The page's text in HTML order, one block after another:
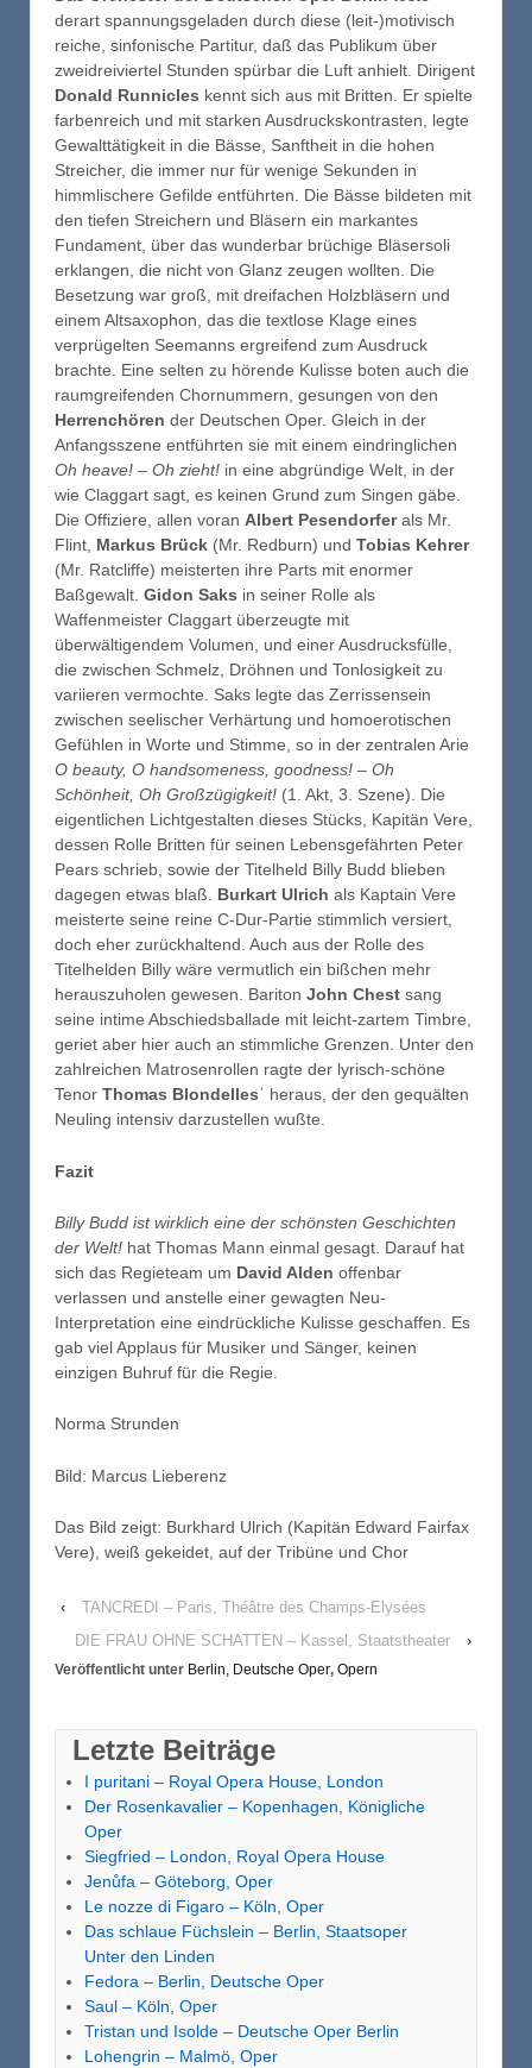
derart spannungsgeladen durch diese (leit-)motivisch
reiche, sinfonische Partitur, daß das Publikum über
zweidreiviertel Stunden spürbar die Luft anhielt. Dirigent
Donald Runnicles kennt sich aus mit Britten. Er spielte
farbenreich und mit starken Ausdruckskontrasten, legte
Gewalttätigkeit in die Bässe, Sanftheit in die hohen
Streicher, die immer nur für wenige Sekunden in
himmlischere Gefilde entführten. Die Bässe bildeten mit
den tiefen Streichern und Bläsern ein markantes
Fundament, über das wunderbar brüchige Bläsersoli
erklangen, die nicht von Glanz zeugen wollten. Die
Besetzung war groß, mit dreifachen Holzbläsern und
einem Altsaxophon, das die textlose Klage eines
verprügelten Seemanns ergreifend zum Ausdruck
brachte. Eine selten zu hörende Kulisse boten auch die
raumgreifenden Chornummern, gesungen von den
Herrenchören der Deutschen Oper. Gleich in der
Anfangsszene entführten sie mit einem eindringlichen
Oh heave! – Oh zieht! in eine abgründige Welt, in der
wie Claggart sagt, es keinen Grund zum Singen gäbe.
Die Offiziere, allen voran Albert Pesendorferals Mr.
Flint, Markus Brück (Mr. Redburn) und Tobias Kehrer
(Mr. Ratcliffe) meisterten ihre Parts mit enormer
Baßgewalt. Gidon Saks in seiner Rolle als
Waffenmeister Claggart überzeugte mit
überwältigendem Volumen, und einer Ausdrucksfülle,
die zwischen Schmelz, Dröhnen und Tonlosigkeit zu
variieren vermochte. Saks legte das Zerrissensein
zwischen seelischer Verhärtung und homoerotischen
Gefühlen in Worte und Stimme, so in der zentralen Arie
O beauty, O handsomeness, goodness! – Oh
Schönheit, Oh Großzügigkeit! (1. Akt, 3. Szene). Die
eigentlichen Lichtgestalten dieses Stücks, Kapitän Vere,
dessen Rolle Britten für seinen Lebensgefährten Peter
Pears schrieb, sowie der Titelheld Billy Budd blieben
dagegen etwas blaß. Burkart Ulrich als Kaptain Vere
meisterte seine reine C-Dur-Partie stimmlich versiert,
doch eher zurückhaltend. Auch aus der Rolle des
Titelhelden Billy wäre vermutlich ein bißchen mehr
herauszuholen gewesen. Bariton John Chest sang
seine intime Abschiedsballade mit leicht-zartem Timbre,
geriet aber hier auch an stimmliche Grenzen. Unter den
zahlreichen Matrosenrollen ragte der lyrisch-schöne
Tenor Thomas Blondellesʾ heraus, der den gequälten
Neuling intensiv darzustellen wußte.
Fazit
Billy Budd ist wirklich eine der schönsten Geschichten
der Welt! hat Thomas Mann einmal gesagt. Darauf hat
sich das Regieteam um David Alden offenbar
verlassen und anstelle einer gewagten Neu-
Interpretation eine eindrückliche Kulisse geschaffen. Es
gab viel Applaus für Musiker und Sänger, keinen
einzigen Buhruf für die Regie.
Norma Strunden
Bild: Marcus Lieberenz
Das Bild zeigt: Burkhard Ulrich (Kapitän Edward Fairfax
Vere), weiß gekeidet, auf der Tribüne und Chor
‹
TANCREDI – Paris, Théâtre des Champs-Elysées
DIE FRAU OHNE SCHATTEN – Kassel, Staatstheater
›
Veröffentlicht unter Berlin, Deutsche Oper, Opern
Letzte Beiträge
I puritani – Royal Opera House, London
Der Rosenkavalier – Kopenhagen, Königliche
Oper
Siegfried – London, Royal Opera House
Jenůfa – Göteborg, Oper
Le nozze di Figaro – Köln, Oper
Das schlaue Füchslein – Berlin, Staatsoper
Unter den Linden
Fedora – Berlin, Deutsche Oper
Saul – Köln, Oper
Tristan und Isolde – Deutsche Oper Berlin
Lohengrin – Malmö, Oper